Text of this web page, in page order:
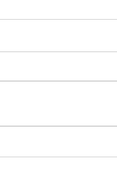
ス(証